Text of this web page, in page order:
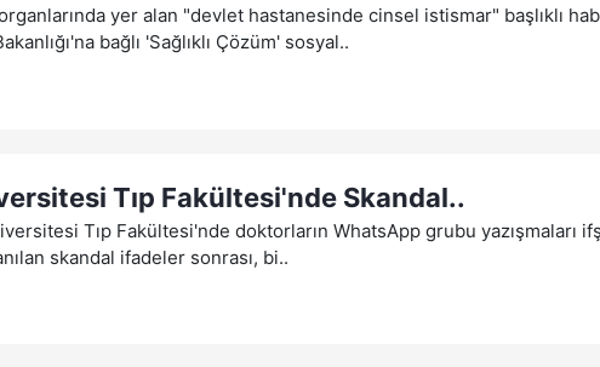
organlarında yer alan "devlet hastanesinde cinsel istismar" başlıklı
bağlı 'Sağlıklı Çözüm' sosyal..
Tıp Fakültesi'nde Skandal..
Tıp Fakültesi'nde doktorların WhatsApp grubu yazışmaları
skandal ifadeler sonrası, bi..